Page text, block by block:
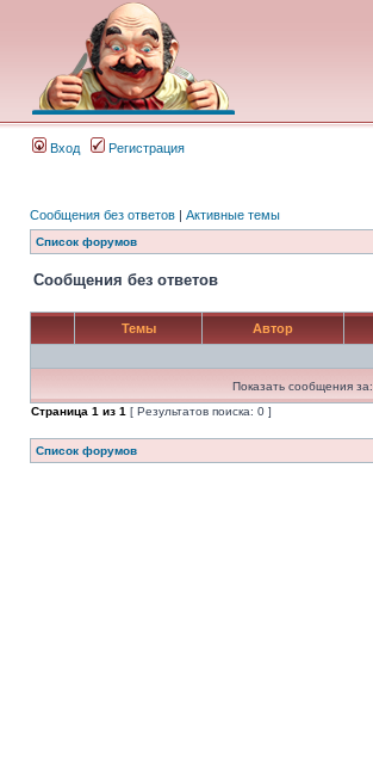
Вход Регистрация
Сообщения без ответов | Активные темы
Список форумов
Сообщения без ответов
Темы Автор
Показать сообщения за:
Страница 1 из 1 [ Результатов поиска: 0 ]
Список форумов